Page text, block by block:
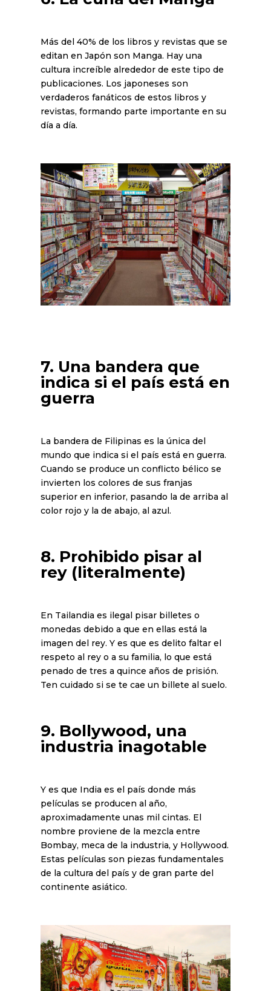
Más del 40% de los libros y revistas que se
editan en Japón son Manga. Hay una
cultura increíble alrededor de este tipo de
publicaciones. Los japoneses son
verdaderos fanáticos de estos libros y
revistas, formando parte importante en su
día a día.
7. Una bandera que
indica si el país está en
guerra
La bandera de Filipinas es la única del
mundo que indica si el país está en guerra.
Cuando se produce un conflicto bélico se
invierten los colores de sus franjas
superior en inferior, pasando la de arriba al
color rojo y la de abajo, al azul.
8. Prohibido pisar al
rey (literalmente)
En Tailandia es ilegal pisar billetes o
monedas debido a que en ellas está la
imagen del rey. Y es que es delito faltar el
respeto al rey o a su familia, lo que está
penado de tres a quince años de prisión.
Ten cuidado si se te cae un billete al suelo.
9. Bollywood, una
industria inagotable
Y es que India es el país donde más
películas se producen al año,
aproximadamente unas mil cintas. El
nombre proviene de la mezcla entre
Bombay, meca de la industria, y Hollywood.
Estas películas son piezas fundamentales
de la cultura del país y de gran parte del
continente asiático.